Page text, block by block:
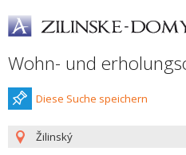
Wohn- und
Diese Suche speichern
Žilinský